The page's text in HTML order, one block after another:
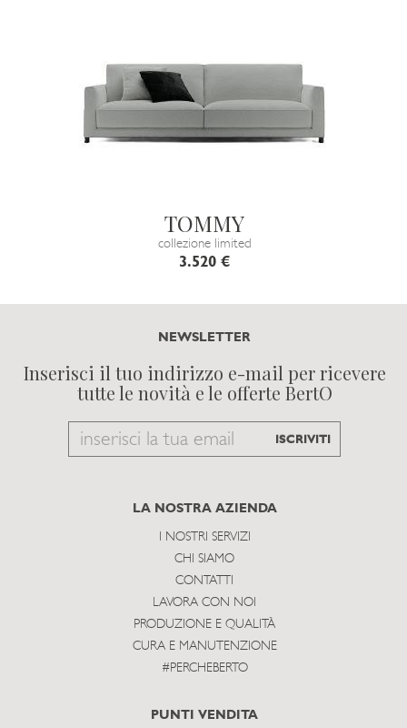
TOMMY
collezione limited
3.520 €
NEWSLETTER
Inserisci il tuo indirizzo e-mail per ricevere
tutte le novità e le offerte BertO
Email
subscribe
ISCRIVITI
LA NOSTRA AZIENDA
I NOSTRI SERVIZI
CHI SIAMO
CONTATTI
LAVORA CON NOI
PRODUZIONE E QUALITÀ
CURA E MANUTENZIONE
#PERCHEBERTO
PUNTI VENDITA